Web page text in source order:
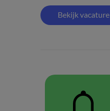
Bekijk vacature